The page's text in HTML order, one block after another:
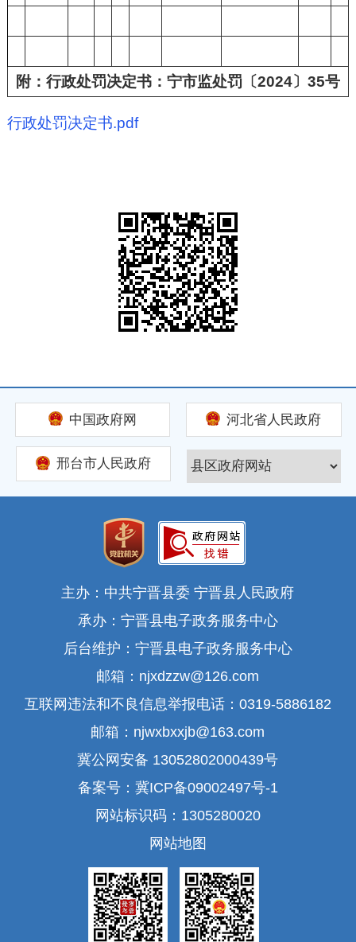
附：行政处罚决定书：宁市监处罚〔2024〕35号
行政处罚决定书.pdf
中国政府网 河北省人民政府
邢台市人民政府
主办：中共宁晋县委 宁晋县人民政府
承办：宁晋县电子政务服务中心
后台维护：宁晋县电子政务服务中心
邮箱：njxdzzw@126.com
互联网违法和不良信息举报电话：0319-5886182
邮箱：njwxbxxjb@163.com
冀公网安备 13052802000439号
备案号：冀ICP备09002497号-1
网站标识码：1305280020
网站地图